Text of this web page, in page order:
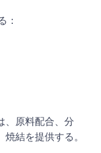
：
、原料配合、分
結を提供する。